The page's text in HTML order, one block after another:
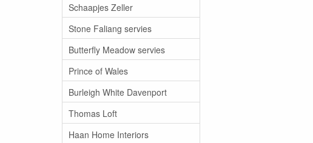
Schaapjes Zeller
Stone Faliang servies
Butterfly Meadow servies
Prince of Wales
Burleigh White Davenport
Thomas Loft
Haan Home Interiors